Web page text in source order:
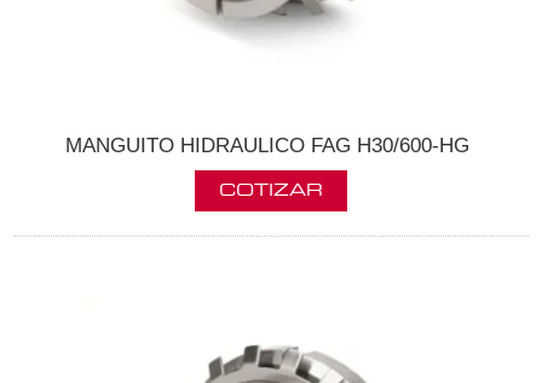
MANGUITO HIDRAULICO FAG H30/600-HG